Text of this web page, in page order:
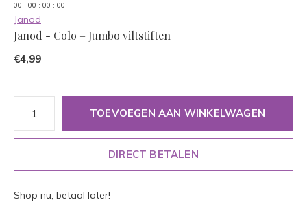
00 : 00 : 00 : 00
Janod
Janod - Colo – Jumbo viltstiften
€4,99
TOEVOEGEN AAN WINKELWAGEN
DIRECT BETALEN
Shop nu, betaal later!